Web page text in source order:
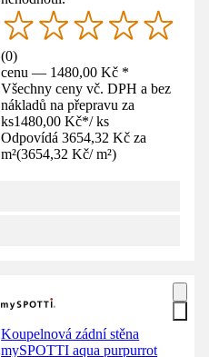
(0)
cenu — 1480,00 Kč *
Všechny ceny vč. DPH a bez
nákladů na přepravu za
ks1480,00 Kč*/ ks
Odpovídá 3654,32 Kč za
m²(3654,32 Kč/ m²)
Koupelnová zádní stěna
mySPOTTI aqua purpurrot